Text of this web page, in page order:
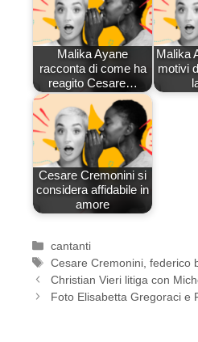
Malika Ayane
racconta di come ha
reagito Cesare…
Malika
motivi
Cesare Cremonini si
considera affidabile in
amore
Categorie
cantanti
Tag
Cesare Cremonini ,federico
Christian Vieri litiga con
Foto Elisabetta Gregoraci e